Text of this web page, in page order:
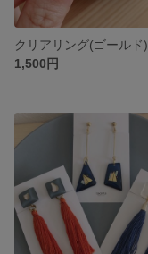
クリアリング(ゴールド)
1,500円